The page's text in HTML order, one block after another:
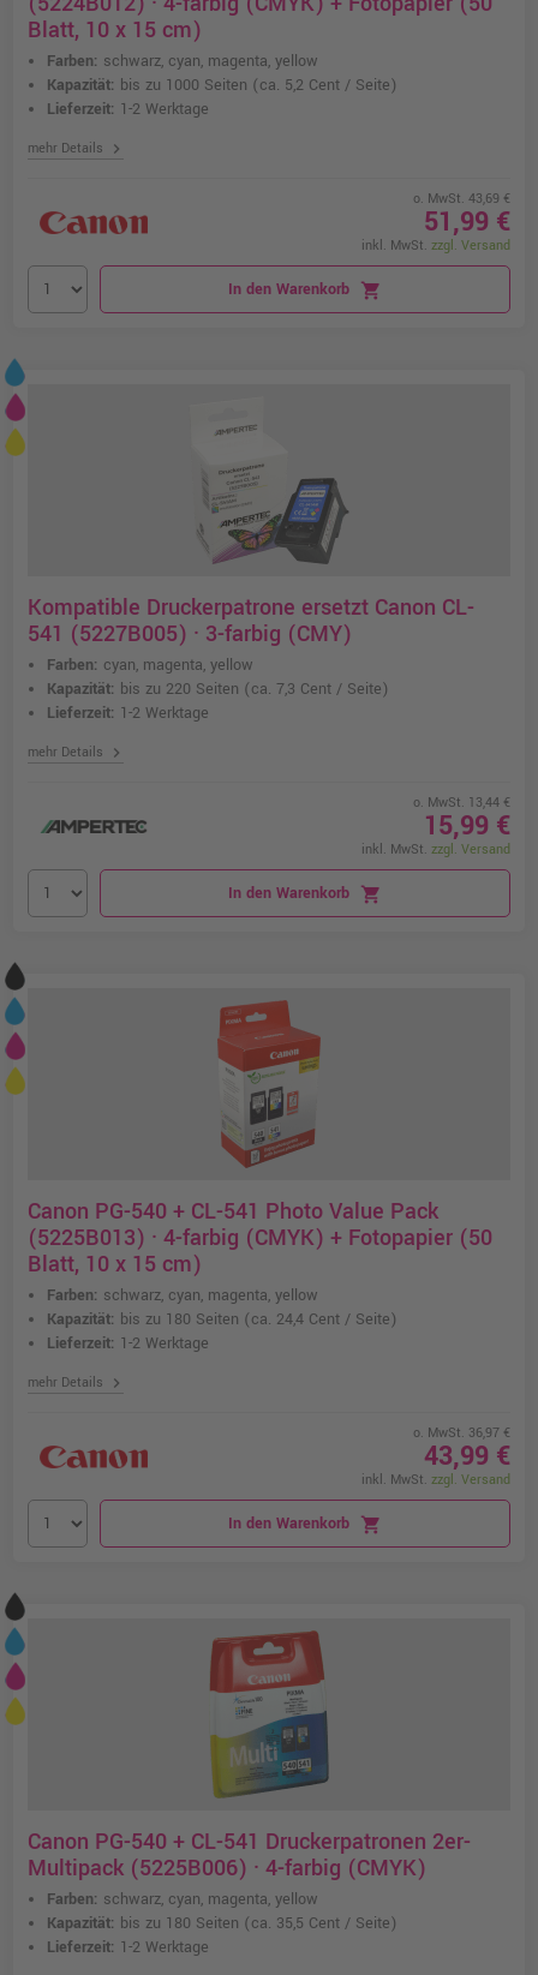
Blatt, 10 x 15 cm)
Farben: schwarz, cyan, magenta, yellow
Kapazität: bis zu 1000 Seiten (ca. 5,2 Cent / Seite)
Lieferzeit: 1-2 Werktage
mehr Details chevron_right
o. MwSt. 43,69 €
51,99 €
inkl. MwSt. zzgl. Versand
In den Warenkorb shopping_cart
Kompatible Druckerpatrone ersetzt Canon CL-
541 (5227B005) · 3-farbig (CMY)
Farben: cyan, magenta, yellow
Kapazität: bis zu 220 Seiten (ca. 7,3 Cent / Seite)
Lieferzeit: 1-2 Werktage
mehr Details chevron_right
o. MwSt. 13,44 €
15,99 €
inkl. MwSt. zzgl. Versand
In den Warenkorb shopping_cart
Canon PG-540 + CL-541 Photo Value Pack
(5225B013) · 4-farbig (CMYK) + Fotopapier (50
Blatt, 10 x 15 cm)
Farben: schwarz, cyan, magenta, yellow
Kapazität: bis zu 180 Seiten (ca. 24,4 Cent / Seite)
Lieferzeit: 1-2 Werktage
mehr Details chevron_right
o. MwSt. 36,97 €
43,99 €
inkl. MwSt. zzgl. Versand
In den Warenkorb shopping_cart
Canon PG-540 + CL-541 Druckerpatronen 2er-
Multipack (5225B006) · 4-farbig (CMYK)
Farben: schwarz, cyan, magenta, yellow
Kapazität: bis zu 180 Seiten (ca. 35,5 Cent / Seite)
Lieferzeit: 1-2 Werktage